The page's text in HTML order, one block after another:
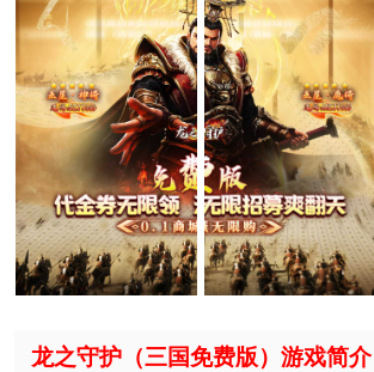
龙之守护（三国免费版）游戏简介